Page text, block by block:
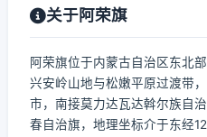
关于阿荣旗
阿荣旗位于内蒙古自治区东北
兴安岭山地与松嫩平原过渡带
市，南接莫力达瓦达斡尔族自
春自治旗，地理坐标介于东经